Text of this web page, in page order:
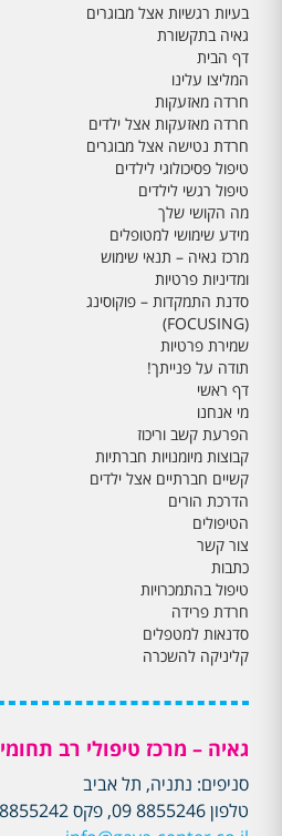
בעיות רגשיות אצל מבוגרים
גאיה בתקשורת
דף הבית
המליצו עלינו
חרדה מאזעקות
חרדה מאזעקות אצל ילדים
חרדת נטישה אצל מבוגרים
טיפול פסיכולוגי לילדים
טיפול רגשי לילדים
מה הקושי שלך
מידע שימושי למטופלים
מרכז גאיה – תנאי שימוש
ומדיניות פרטיות
סדנת התמקדות – פוקוסינג
(FOCUSING)
שמירת פרטיות
תודה על פנייתך!
דף ראשי
מי אנחנו
הפרעת קשב וריכוז
קבוצות מיומנויות חברתיות
קשיים חברתיים אצל ילדים
הדרכת הורים
הטיפולים
צור קשר
כתבות
טיפול בהתמכרויות
חרדת פרידה
סדנאות למטפלים
קליניקה להשכרה
גאיה – מרכז טיפולי רב תחומי
סניפים: נתניה, תל אביב
טלפון 8855246 09, פקס 8855242 09